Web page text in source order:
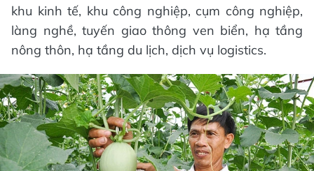
khu kinh tế, khu công nghiệp, cụm công nghiệp,
làng nghề, tuyến giao thông ven biển, hạ tầng
nông thôn, hạ tầng du lịch, dịch vụ logistics.